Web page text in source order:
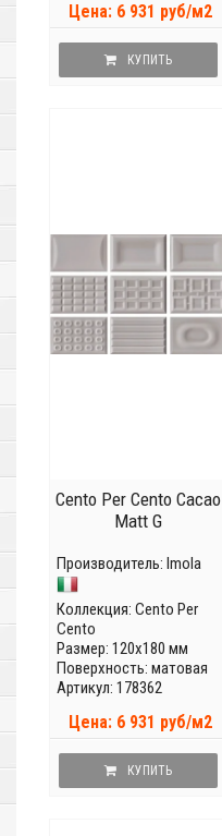
Цена: 6 931 руб/м2
КУПИТЬ
Cento Per Cento Cacao
Matt G
Производитель: Imola
Коллекция: Cento Per
Cento
Размер: 120x180 мм
Поверхность: матовая
Артикул: 178362
Цена: 6 931 руб/м2
КУПИТЬ